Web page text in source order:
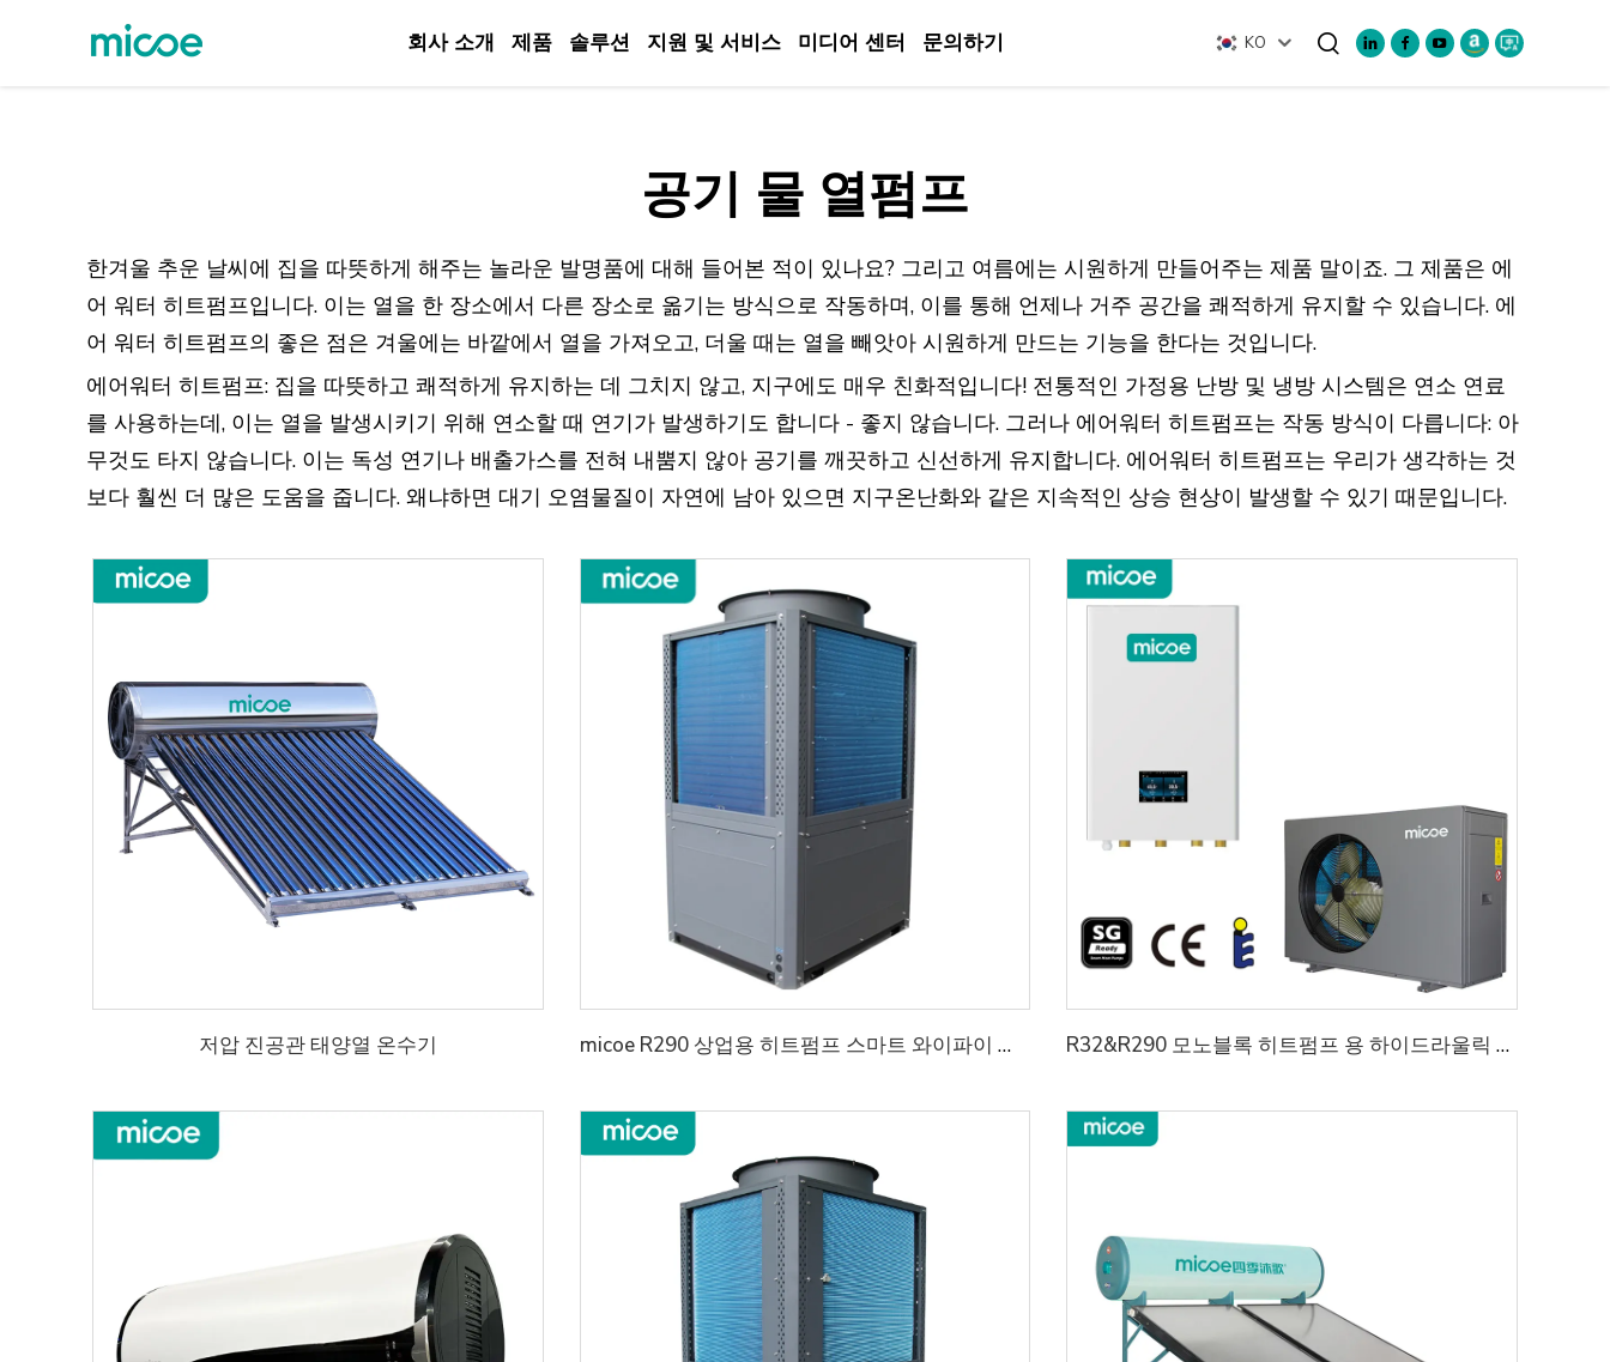
회사 소개 제품 솔루션 지원 및 서비스 미디어 센터 문의하기 KO
지원 및 서비스
미디어 센터
문의하기
공기 물 열펌프
한겨울 추운 날씨에 집을 따뜻하게 해주는 놀라운 발명품에 대해 들어본 적이 있나요? 그리고 여름에는 시원하게 만들어주는 제품 말이죠. 그 제품은 에
어 워터 히트펌프입니다. 이는 열을 한 장소에서 다른 장소로 옮기는 방식으로 작동하며, 이를 통해 언제나 거주 공간을 쾌적하게 유지할 수 있습니다. 에
어 워터 히트펌프의 좋은 점은 겨울에는 바깥에서 열을 가져오고, 더울 때는 열을 빼앗아 시원하게 만드는 기능을 한다는 것입니다.
에어워터 히트펌프: 집을 따뜻하고 쾌적하게 유지하는 데 그치지 않고, 지구에도 매우 친화적입니다! 전통적인 가정용 난방 및 냉방 시스템은 연소 연료
를 사용하는데, 이는 열을 발생시키기 위해 연소할 때 연기가 발생하기도 합니다 - 좋지 않습니다. 그러나 에어워터 히트펌프는 작동 방식이 다릅니다: 아
무것도 타지 않습니다. 이는 독성 연기나 배출가스를 전혀 내뿜지 않아 공기를 깨끗하고 신선하게 유지합니다. 에어워터 히트펌프는 우리가 생각하는 것
보다 훨씬 더 많은 도움을 줍니다. 왜냐하면 대기 오염물질이 자연에 남아 있으면 지구온난화와 같은 지속적인 상승 현상이 발생할 수 있기 때문입니다.
저압 진공관 태양열 온수기 micoe R290 상업용 히트펌프 스마트 와이파이 제어 지원 상업 및 산업용 l50KW/75KW/100KW R32&R290 모노블록 히트펌프 용 하이드라울릭 모듈 설치를 간소화하고 공간을 절약